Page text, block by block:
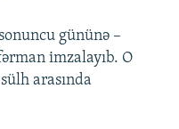
gününə –
imzalayıb. O
arasında